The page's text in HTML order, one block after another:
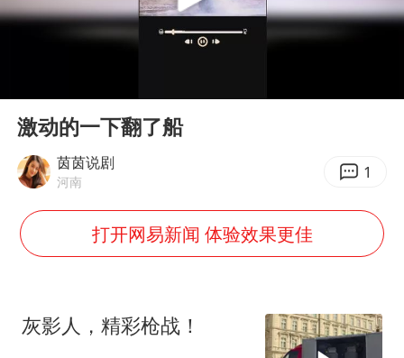
王艺迪2-4不敌张本美和止步4强
王艺迪无缘横滨赛决赛
白海豚或提早3小时登陆
萌娃帮爷爷脱玉米 卖力干活超可爱
《龙餐馆》 冲奖
Play
激动的一下翻了船
茵茵说剧
河南 1
打开网易新闻 体验效果更佳
灰影人，精彩枪战！